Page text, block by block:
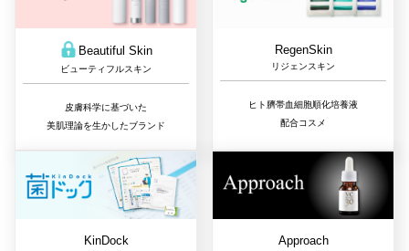
Beautiful Skin
ビューティフルスキン
皮膚科学に基づいた
美肌理論を生かしたブランド
RegenSkin
リジェンスキン
ヒト臍帯血細胞順化培養液
配合コスメ
KinDock Approach